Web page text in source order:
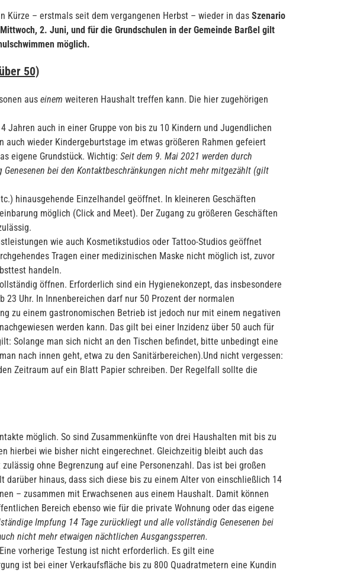
Kürze – erstmals seit dem vergangenen Herbst – wieder in das Szenario
2. Juni, und für die Grundschulen in der Gemeinde Barßel gilt
möglich.
50)
aus einem weiteren Haushalt treffen kann. Die hier zugehörigen
auch in einer Gruppe von bis zu 10 Kindern und Jugendlichen
wieder Kindergeburtstage im etwas größeren Rahmen gefeiert
eigene Grundstück. Wichtig: Seit dem 9. Mai 2021 werden durch
bei den Kontaktbeschränkungen nicht mehr mitgezählt (gilt
hinausgehende Einzelhandel geöffnet. In kleineren Geschäften
möglich (Click and Meet). Der Zugang zu größeren Geschäften
wie auch Kosmetikstudios oder Tattoo-Studios geöffnet
Tragen einer medizinischen Maske nicht möglich ist, zuvor
handeln.
öffnen. Erforderlich sind ein Hygienekonzept, das insbesondere
Uhr. In Innenbereichen darf nur 50 Prozent der normalen
zu einem gastronomischen Betrieb ist jedoch nur mit einem negativen
werden kann. Das gilt bei einer Inzidenz über 50 auch für
Solange man sich nicht an den Tischen befindet, bitte unbedingt eine
nach innen geht, etwa zu den Sanitärbereichen).Und nicht vergessen:
Zeitraum auf ein Blatt Papier schreiben. Der Regelfall sollte die
möglich. So sind Zusammenkünfte von drei Haushalten mit bis zu
hierbei wie bisher nicht eingerechnet. Gleichzeitig bleibt auch das
ohne Begrenzung auf eine Personenzahl. Das ist bei großen
hinaus, dass sich diese bis zu einem Alter von einschließlich 14
– zusammen mit Erwachsenen aus einem Haushalt. Damit können
Bereich ebenso wie für die private Wohnung oder das eigene
Impfung 14 Tage zurückliegt und alle vollständig Genesenen bei
nicht mehr etwaigen nächtlichen Ausgangssperren.
vorherige Testung ist nicht erforderlich. Es gilt eine
ist bei einer Verkaufsfläche bis zu 800 Quadratmetern eine Kundin